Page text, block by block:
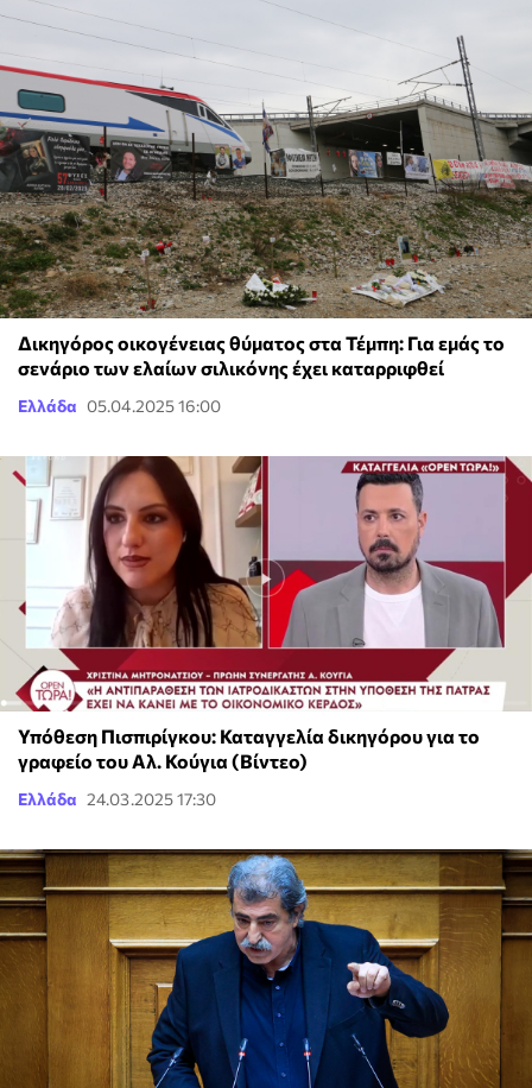
Δικηγόρος οικογένειας θύματος στα Τέμπη: Για εμάς το
σενάριο των ελαίων σιλικόνης έχει καταρριφθεί
Ελλάδα 05.04.2025 16:00
Υπόθεση Πισπιρίγκου: Καταγγελία δικηγόρου για το
γραφείο του Αλ. Κούγια (Βίντεο)
Ελλάδα 24.03.2025 17:30